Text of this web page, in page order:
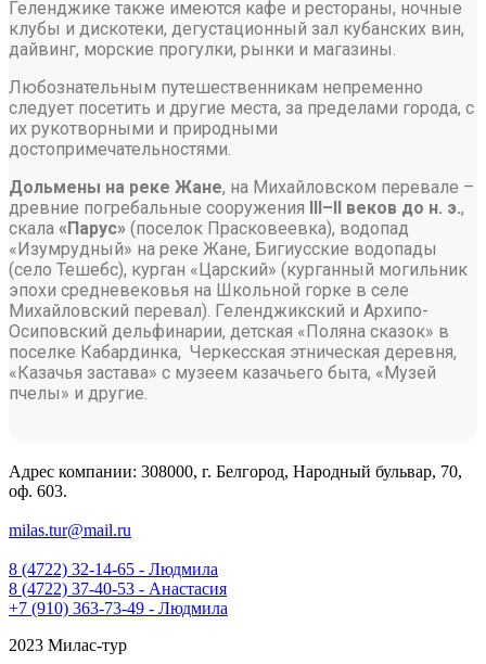
Геленджике также имеются кафе и рестораны, ночные
клубы и дискотеки, дегустационный зал кубанских вин,
дайвинг, морские прогулки, рынки и магазины.
Любознательным путешественникам непременно
следует посетить и другие места, за пределами города, с
их рукотворными и природными
достопримечательностями.
Дольмены на реке Жане, на Михайловском перевале –
древние погребальные сооружения III–II веков до н. э.,
скала «Парус» (поселок Прасковеевка), водопад
«Изумрудный» на реке Жане, Бигиусские водопады
(село Тешебс), курган «Царский» (курганный могильник
эпохи средневековья на Школьной горке в селе
Михайловский перевал). Геленджикский и Архипо-
Осиповский дельфинарии, детская «Поляна сказок» в
поселке Кабардинка, Черкесская этническая деревня,
«Казачья застава» с музеем казачьего быта, «Музей
пчелы» и другие.
Адрес компании: 308000, г. Белгород, Народный бульвар, 70,
оф. 603.
milas.tur@mail.ru
8 (4722) 32-14-65 - Людмила
8 (4722) 37-40-53 - Анастасия
+7 (910) 363-73-49 - Людмила
2023 Милас-тур